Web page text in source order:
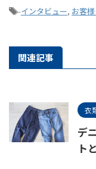
-インタビュー, お客
関連記事
衣
デ
ト